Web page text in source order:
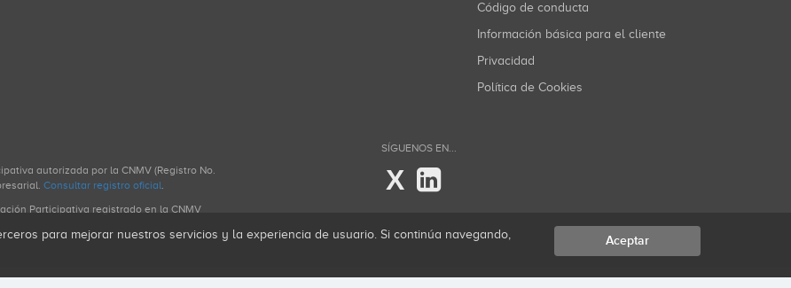
Código de conducta
Información básica para el cliente
Privacidad
Política de Cookies
autorizada por la CNMV (Registro No.
Consultar registro oficial.
Participativa registrado en la CNMV
SÍGUENOS EN...
X
para mejorar nuestros servicios y la experiencia de usuario. Si continúa navegando,
Aceptar